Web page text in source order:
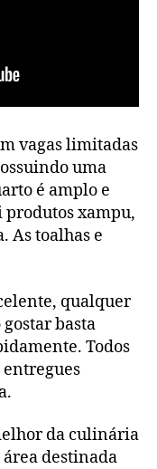
vagas limitadas
uma
é amplo e
produtos xampu,
As toalhas e
qualquer
basta
Todos
entregues
da culinária
destinada